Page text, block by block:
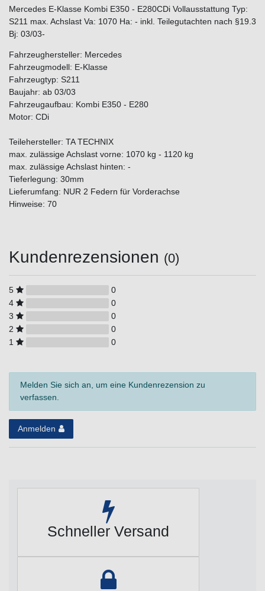
Mercedes E-Klasse Kombi E350 - E280CDi Vollausstattung Typ:
S211 max. Achslast Va: 1070 Ha: - inkl. Teilegutachten nach §19.3
Bj: 03/03-
Fahrzeughersteller: Mercedes
Fahrzeugmodell: E-Klasse
Fahrzeugtyp: S211
Baujahr: ab 03/03
Fahrzeugaufbau: Kombi E350 - E280
Motor: CDi
Teilehersteller: TA TECHNIX
max. zulässige Achslast vorne: 1070 kg - 1120 kg
max. zulässige Achslast hinten: -
Tieferlegung: 30mm
Lieferumfang: NUR 2 Federn für Vorderachse
Hinweise: 70
Kundenrezensionen (0)
5
0
4
0
3
0
2
0
1
0
Melden Sie sich an, um eine Kundenrezension zu
verfassen.
Anmelden
Schneller Versand